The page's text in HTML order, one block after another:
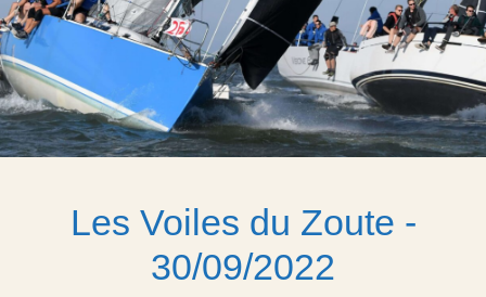
Les Voiles du Zoute -
30/09/2022